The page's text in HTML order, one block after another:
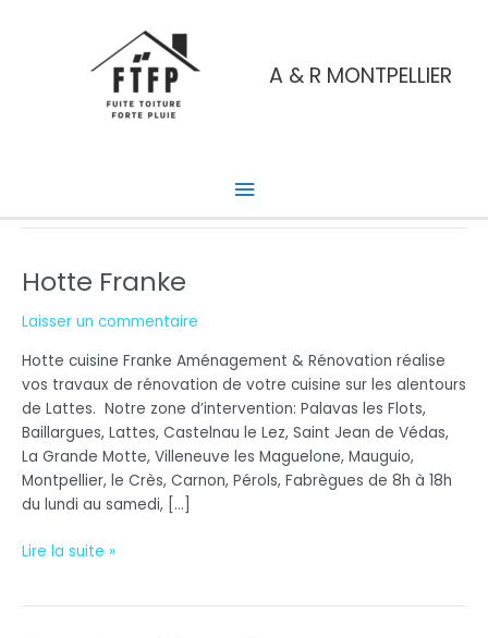
A & R MONTPELLIER
principal
Référence
Hotte Franke
Laisser un commentaire
Hotte cuisine Franke Aménagement & Rénovation réalise
vos travaux de rénovation de votre cuisine sur les alentours
de Lattes. Notre zone d’intervention: Palavas les Flots,
Baillargues, Lattes, Castelnau le Lez, Saint Jean de Védas,
La Grande Motte, Villeneuve les Maguelone, Mauguio,
Montpellier, le Crès, Carnon, Pérols, Fabrègues de 8h à 18h
du lundi au samedi, […]
Hotte
Lire la suite »